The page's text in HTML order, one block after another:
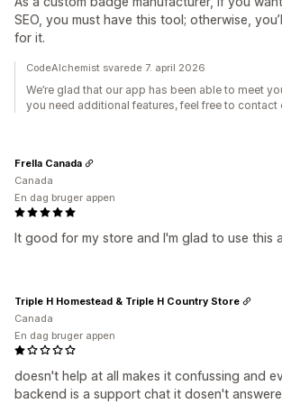
SEO, you must have this tool; otherwise,
for it.
CodeAlchemist svarede 7. april 2026
We’re glad that our app has been able to meet
you need additional features, feel free to contact
It good for my store and I'm glad to use this
Frella Canada
Canada
En dag bruger appen
doesn't help at all makes it confussing and
backend is a support chat it dosen't
Triple H Homestead & Triple H Country Store
Canada
En dag bruger appen